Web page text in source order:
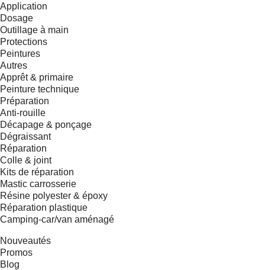
Application
Dosage
Outillage à main
Protections
Peintures
Autres
Apprêt & primaire
Peinture technique
Préparation
Anti-rouille
Décapage & ponçage
Dégraissant
Réparation
Colle & joint
Kits de réparation
Mastic carrosserie
Résine polyester & époxy
Réparation plastique
Camping-car/van aménagé
Nouveautés
Promos
Blog